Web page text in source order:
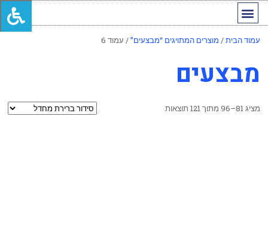
עמוד הבית/ מוצרים המתויגים “מבצעים”/ עמוד 6
מבצעים
מציג 81–96 מתוך 121 תוצאות